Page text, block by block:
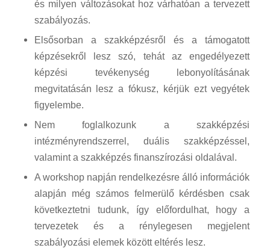
és milyen változásokat hoz várhatóan a tervezett
szabályozás.
Elsősorban a szakképzésről és a támogatott
képzésekről lesz szó, tehát az engedélyezett
képzési tevékenység lebonyolításának
megvitatásán lesz a fókusz, kérjük ezt vegyétek
figyelembe.
Nem foglalkozunk a szakképzési
intézményrendszerrel, duális szakképzéssel,
valamint a szakképzés finanszírozási oldalával.
A workshop napján rendelkezésre álló információk
alapján még számos felmerülő kérdésben csak
következtetni tudunk, így előfordulhat, hogy a
tervezetek és a rénylegesen megjelent
szabályozási elemek között eltérés lesz.